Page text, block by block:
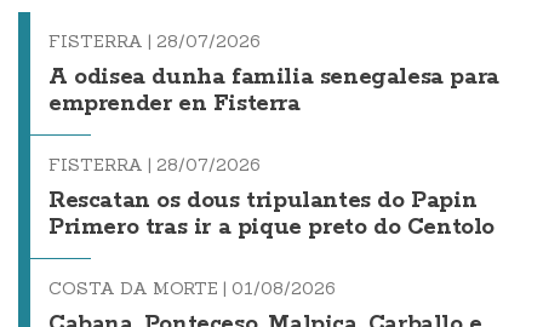
FISTERRA | 28/07/2026
A odisea dunha familia senegalesa para
emprender en Fisterra
FISTERRA | 28/07/2026
Rescatan os dous tripulantes do Papin
Primero tras ir a pique preto do Centolo
COSTA DA MORTE | 01/08/2026